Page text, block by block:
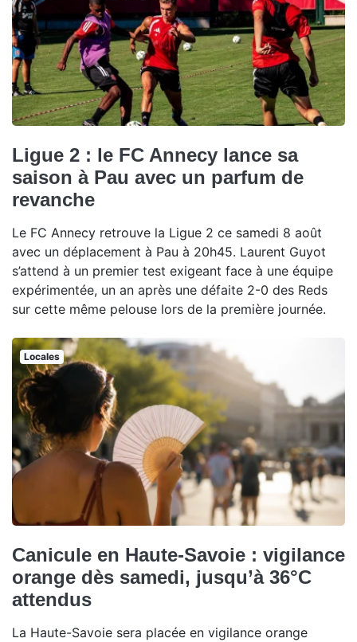
Ligue 2 : le FC Annecy lance sa
saison à Pau avec un parfum de
revanche
Le FC Annecy retrouve la Ligue 2 ce samedi 8 août
avec un déplacement à Pau à 20h45. Laurent Guyot
s’attend à un premier test exigeant face à une équipe
expérimentée, un an après une défaite 2-0 des Reds
sur cette même pelouse lors de la première journée.
Locales
Canicule en Haute-Savoie : vigilance
orange dès samedi, jusqu’à 36°C
attendus
La Haute-Savoie sera placée en vigilance orange